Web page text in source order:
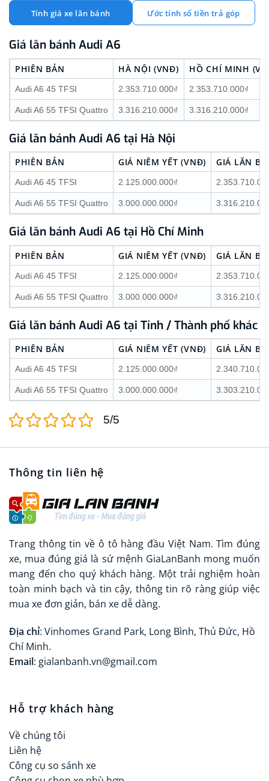
Tính giá xe lăn bánh Ước tính số tiền trả góp
Giá lăn bánh Audi A6
PHIÊN BẢN HÀ NỘI (VNĐ) HỒ CHÍ MINH
Audi A6 45 TFSI 2.353.710.000₫ 2.353.710.000₫
Audi A6 55 TFSI Quattro 3.316.210.000₫ 3.316.210.000₫
Giá lăn bánh Audi A6 tại Hà Nội
PHIÊN BẢN GIÁ NIÊM YẾT (VNĐ) GIÁ LĂN
Audi A6 45 TFSI 2.125.000.000₫
Audi A6 55 TFSI Quattro 3.000.000.000₫
Giá lăn bánh Audi A6 tại Hồ Chí Minh
PHIÊN BẢN GIÁ NIÊM YẾT (VNĐ) GIÁ LĂN
Audi A6 45 TFSI 2.125.000.000₫
Audi A6 55 TFSI Quattro 3.000.000.000₫
Giá lăn bánh Audi A6 tại Tỉnh / Thành phố khác
PHIÊN BẢN GIÁ NIÊM YẾT (VNĐ) GIÁ LĂN
Audi A6 45 TFSI 2.125.000.000₫
Audi A6 55 TFSI Quattro 3.000.000.000₫
5/5
Thông tin liên hệ
Trang thông tin về ô tô hàng đầu Việt Nam. Tìm đúng
xe, mua đúng giá là sứ mệnh GiaLanBanh mong muốn
mang đến cho quý khách hàng. Một trải nghiệm hoàn
toàn minh bạch và tin cậy, thông tin rõ ràng giúp việc
mua xe đơn giản, bán xe dễ dàng.
Địa chỉ: Vinhomes Grand Park, Long Bình, Thủ Đức, Hồ
Chí Minh.
Email: gialanbanh.vn@gmail.com
Hỗ trợ khách hàng
Về chúng tôi
Liên hệ
Công cụ so sánh xe